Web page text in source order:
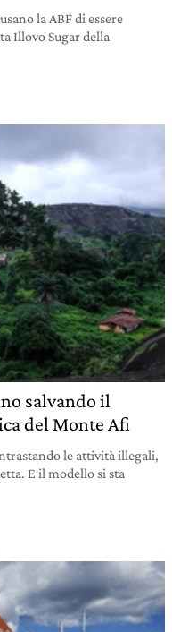
la ABF di essere
Illovo Sugar della
salvando il
del Monte Afi
le attività illegali,
E il modello si sta